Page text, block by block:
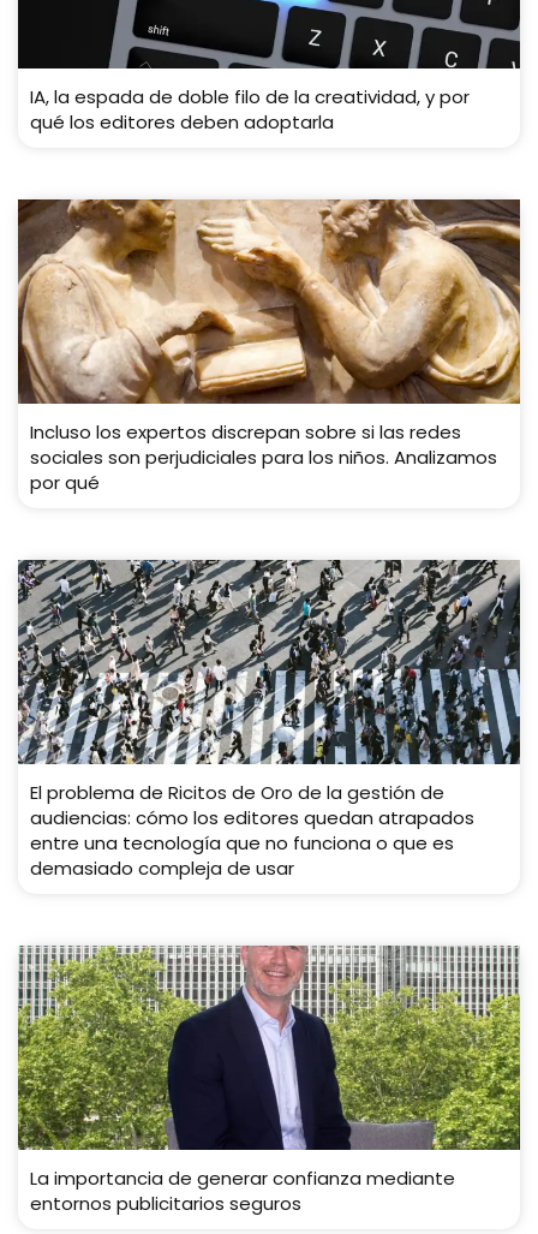
IA, la espada de doble filo de la creatividad, y por
qué los editores deben adoptarla
Incluso los expertos discrepan sobre si las redes
sociales son perjudiciales para los niños. Analizamos
por qué
El problema de Ricitos de Oro de la gestión de
audiencias: cómo los editores quedan atrapados
entre una tecnología que no funciona o que es
demasiado compleja de usar
La importancia de generar confianza mediante
entornos publicitarios seguros